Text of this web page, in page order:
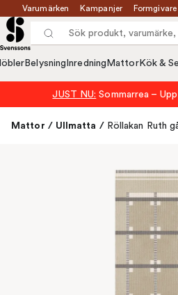
Varumärken Kampanjer Formgivare
Belysning Inredning MattorKök &
JUST NU: Sommarrea –
Mattor / Ullmatta / Röllakan Ruth